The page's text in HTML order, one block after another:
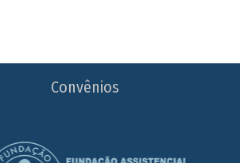
Convênios